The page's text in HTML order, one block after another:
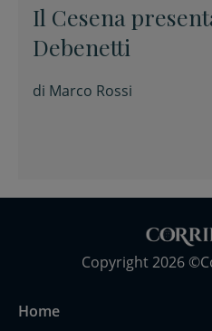
Il Cesena
Debenetti
di Marco Rossi
Copyright 2026
Home